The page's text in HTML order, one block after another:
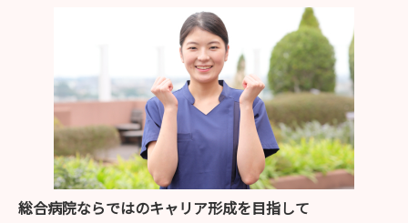
総合病院ならではのキャリア形成を目指して